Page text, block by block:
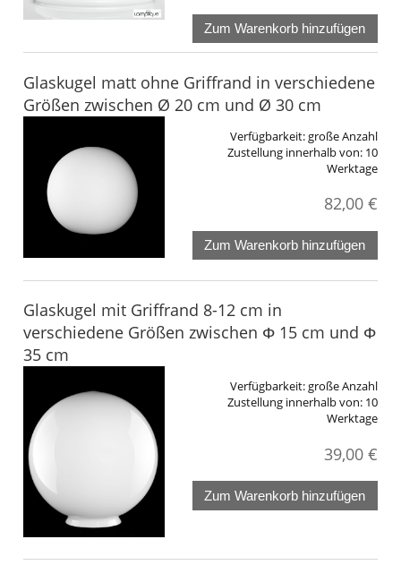
Zum Warenkorb hinzufügen
Glaskugel matt ohne Griffrand in verschiedene
Größen zwischen Ø 20 cm und Ø 30 cm
Verfügbarkeit:große Anzahl
Zustellung innerhalb von: 10
Werktage
82,00 €
Zum Warenkorb hinzufügen
Glaskugel mit Griffrand 8-12 cm in
verschiedene Größen zwischen Φ 15 cm und Φ
35 cm
Verfügbarkeit:große Anzahl
Zustellung innerhalb von: 10
Werktage
39,00 €
Zum Warenkorb hinzufügen